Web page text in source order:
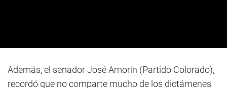
Además, el senador José Amorín (Partido Colorado),
recordó que no comparte mucho de los dictámenes